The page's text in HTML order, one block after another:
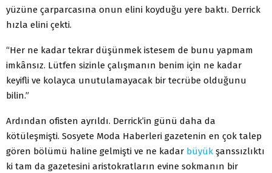
yüzüne çarparcasına onun elini koyduğu yere baktı. Derrick
hızla elini çekti.
“Her ne kadar tekrar düşünmek istesem de bunu yapmam
imkânsız. Lütfen sizinle çalışmanın benim için ne kadar
keyifli ve kolayca unutulamayacak bir tecrübe olduğunu
bilin.”
Ardından ofisten ayrıldı. Derrick’in günü daha da
kötüleşmişti. Sosyete Moda Haberleri gazetenin en çok talep
gören bölümü haline gelmişti ve ne kadar büyük şanssızlıktı
ki tam da gazetesini aristokratların evine sokmanın bir